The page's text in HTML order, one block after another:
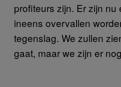
profiteurs zijn. Er zijn
ineens overvallen
tegenslag. We zullen
gaat, maar we zijn er